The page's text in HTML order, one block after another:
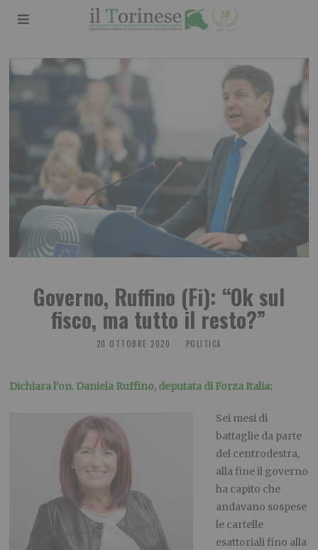
Governo, Ruffino (Fi): “Ok sul
fisco, ma tutto il resto?”
20 OTTOBRE 2020 POLITICA
Dichiara l’on. Daniela Ruffino, deputata di Forza Italia:
Sei mesi di
battaglie da parte
del centrodestra,
alla fine il governo
ha capito che
andavano sospese
le cartelle
esattoriali fino alla